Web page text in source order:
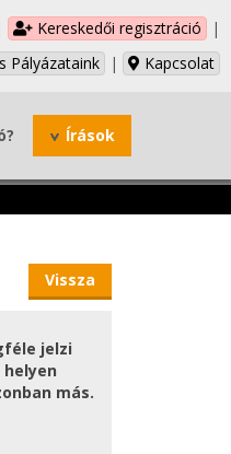
Kereskedői regisztráció
|
Pályázataink
| Kapcsolat
Írások
Vissza
jelzi
más.